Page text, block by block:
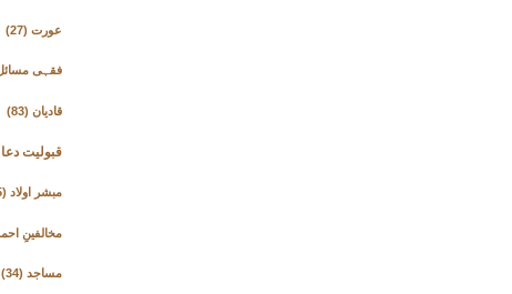
عورت(27)
فقہی
قادیان(83)
قبولیت دعا
مبشر اولاد(45)
مخالفینِ
مساجد(34)